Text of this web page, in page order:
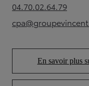
04.70.02.64.79
(Opens in
(Opens
En savoir plus